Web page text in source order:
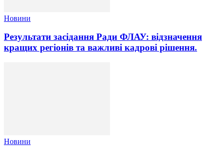
Новини
Результати засідання Ради ФЛАУ: відзначення
кращих регіонів та важливі кадрові рішення.
Новини